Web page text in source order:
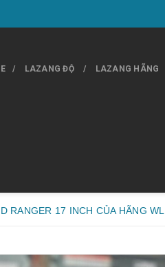
LAZANG ĐỘ LAZANG HÃNG
RANGER 17 INCH CỦA HÃNG